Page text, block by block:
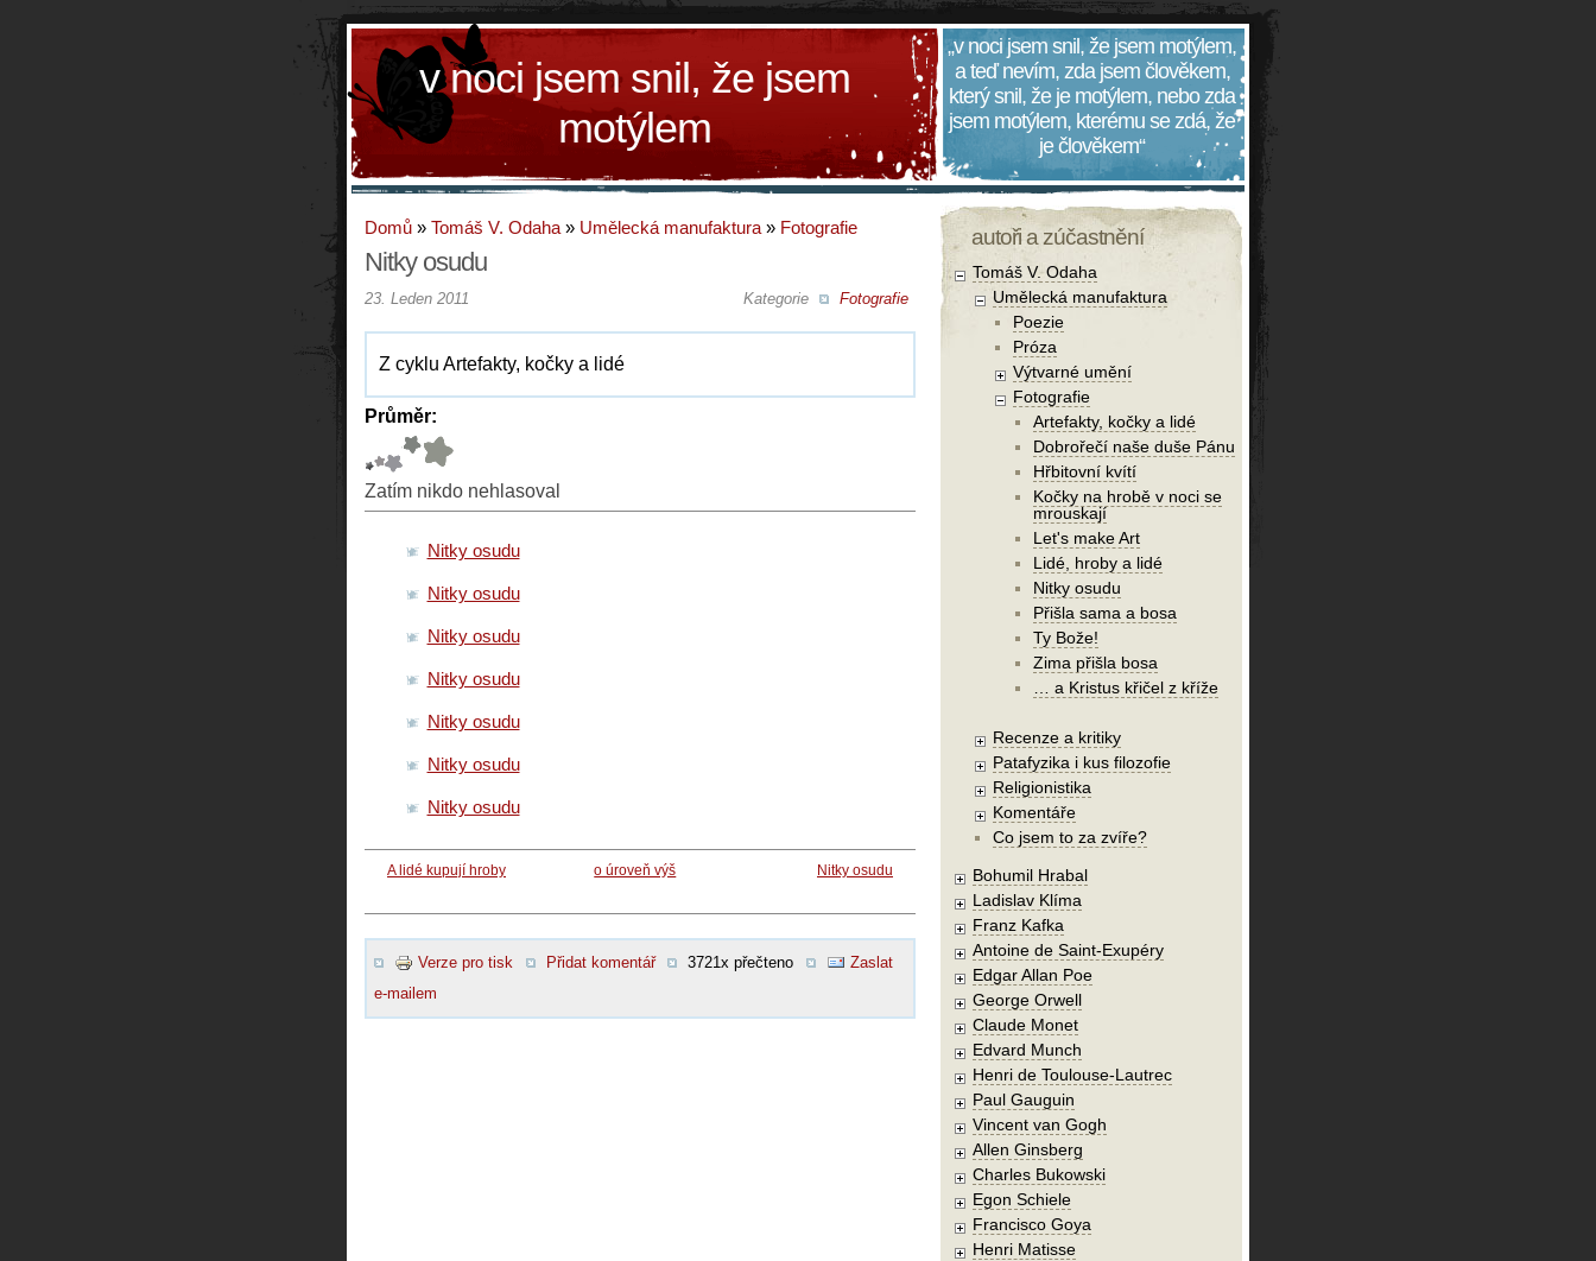
v noci jsem snil, že jsem
motýlem
„v noci jsem snil, že jsem motýlem,
a teď nevím, zda jsem člověkem,
který snil, že je motýlem, nebo zda
jsem motýlem, kterému se zdá, že
je člověkem“
Domů » Tomáš V. Odaha » Umělecká manufaktura » Fotografie
Nitky osudu
Kategorie Fotografie
23. Leden 2011
Z cyklu Artefakty, kočky a lidé
Průměr:
Zatím nikdo nehlasoval
Nitky osudu
Nitky osudu
Nitky osudu
Nitky osudu
Nitky osudu
Nitky osudu
Nitky osudu
A lidé kupují hroby o úroveň výš Nitky osudu
Verze pro tisk Přidat komentář 3721x přečteno
Zaslat
e-mailem
autoři a zúčastnění
Tomáš V. Odaha
Umělecká manufaktura
Poezie
Próza
Výtvarné umění
Fotografie
Artefakty, kočky a lidé
Dobrořečí naše duše Pánu
Hřbitovní kvítí
Kočky na hrobě v noci se
mrouskají
Let's make Art
Lidé, hroby a lidé
Nitky osudu
Přišla sama a bosa
Ty Bože!
Zima přišla bosa
… a Kristus křičel z kříže
Recenze a kritiky
Patafyzika i kus filozofie
Religionistika
Komentáře
Co jsem to za zvíře?
Bohumil Hrabal
Ladislav Klíma
Franz Kafka
Antoine de Saint-Exupéry
Edgar Allan Poe
George Orwell
Claude Monet
Edvard Munch
Henri de Toulouse-Lautrec
Paul Gauguin
Vincent van Gogh
Allen Ginsberg
Charles Bukowski
Egon Schiele
Francisco Goya
Henri Matisse